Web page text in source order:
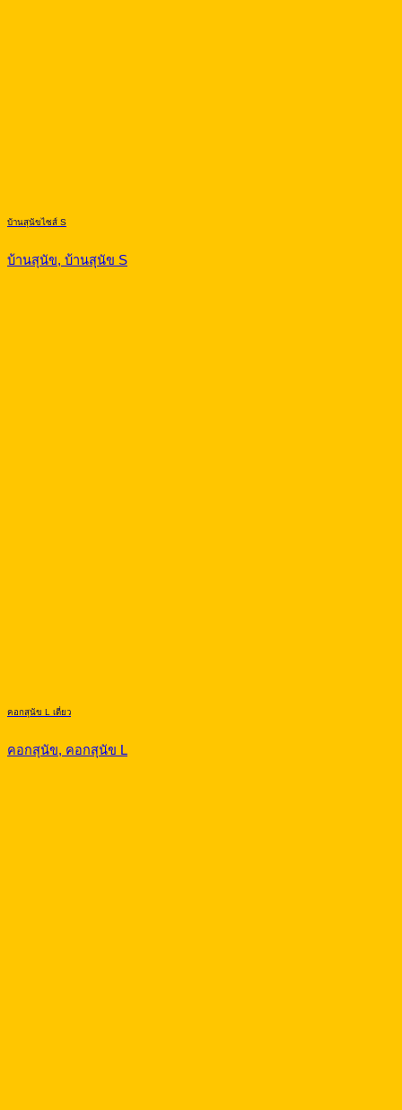
บ้านสุนัขไซส์ S
บ้านสุนัข, บ้านสุนัข S
คอกสุนัข L เดี่ยว
คอกสุนัข, คอกสุนัข L